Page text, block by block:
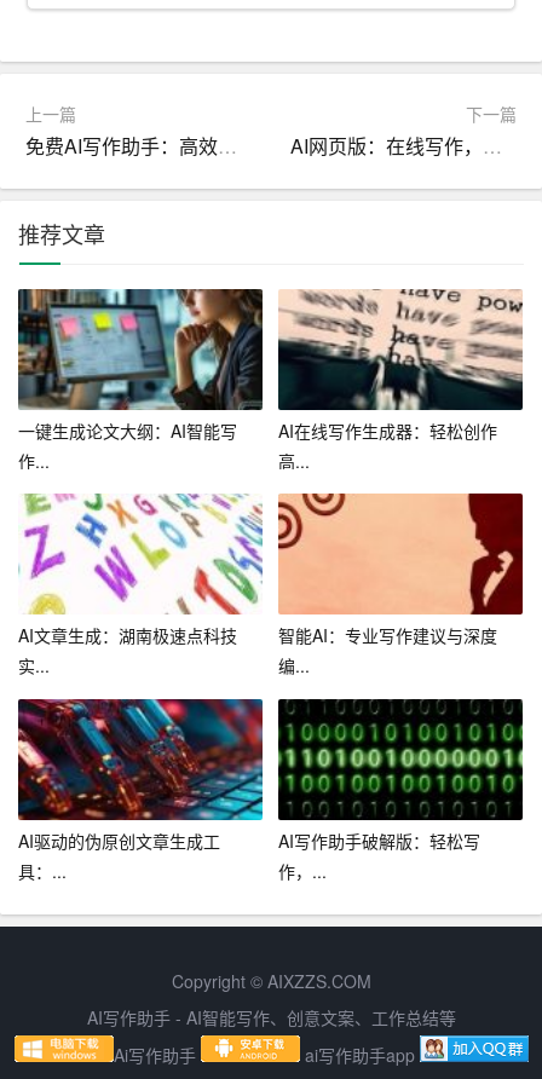
较低的用户，写作助手可以提供实时的帮助，让用户轻松
应对写作任务。
4. 灵活适应各种场景：写作助手可以根据用户的需求，生
成各种类型的文章，如新闻报道、散文、论文等。同时，
写作助手还可以针对不同的场景提供相应的写作建议和灵
感。
三、如何正确使用写作助手
1. 明确写作目标：在使用写作助手之前，用户需要明确自
己的写作目标，如文章的主题、类型、篇幅等。这有助于
写作助手更好地理解用户的需求，生成更符合要求的文
章。
2. 输入关键词和提纲：用户需要根据自己的写作目标，输
入相关的关键词和提纲。这样，写作助手才能根据用户的
需求，生成一篇完整的文章。
3. 充分利用写作建议：写作助手可以提供专业的写作建
议，用户可以根据这些建议，对文章进行修改和完善，提
高文章的质量。
4. 结合自己的思考：虽然写作助手可以自动生成文章，但
用户仍需要结合自己的思考，对文章进行审视和修改，确
保文章符合自己的写作意图。
5. 不断学习和提高：用户应该把写作助手作为一个辅助工
具，而不是完全依赖它。通过不断地学习和实践，提高自
总之，写作助手作为一种人工智能技术，可以帮助用户提
高写作效率和质量，降低写作难度。但用户在使用写作助
手时，仍需要结合自己的思考，不断学习和提高自己的写
上一篇
免费AI写作助手：高效创作，不再浪费时间
下一篇
AI网页版：在线写作，智能体验
推荐文章
一键生成论文大纲：AI智能写
作...
AI在线写作生成器：轻松创作
高...
AI文章生成：湖南极速点科技
实...
智能AI：专业写作建议与深度
编...
AI驱动的伪原创文章生成工
具：...
AI写作助手破解版：轻松写
作，...
Copyright © AIXZZS.COM
AI写作助手 - AI智能写作、创意文案、工作总结等
Ai写作助手
ai写作助手app